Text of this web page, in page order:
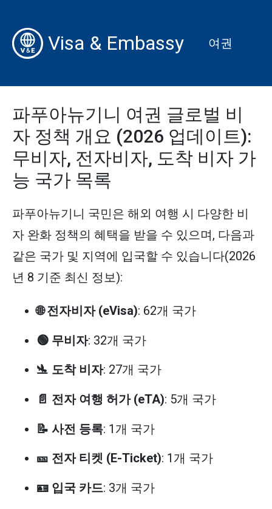
Visa & Embassy 여권
파푸아뉴기니 여권 글로벌 비
자 정책 개요 (2026 업데이트):
무비자, 전자비자, 도착 비자 가
능 국가 목록
파푸아뉴기니 국민은 해외 여행 시 다양한 비
자 완화 정책의 혜택을 받을 수 있으며, 다음과
같은 국가 및 지역에 입국할 수 있습니다(2026
년 8 기준 최신 정보):
🌐 전자비자 (eVisa): 62개 국가
🟢 무비자: 32개 국가
🛬 도착 비자: 27개 국가
📄 전자 여행 허가 (eTA): 5개 국가
📝 사전 등록: 1개 국가
🎫 전자 티켓 (E-Ticket): 1개 국가
🪪 입국 카드: 3개 국가